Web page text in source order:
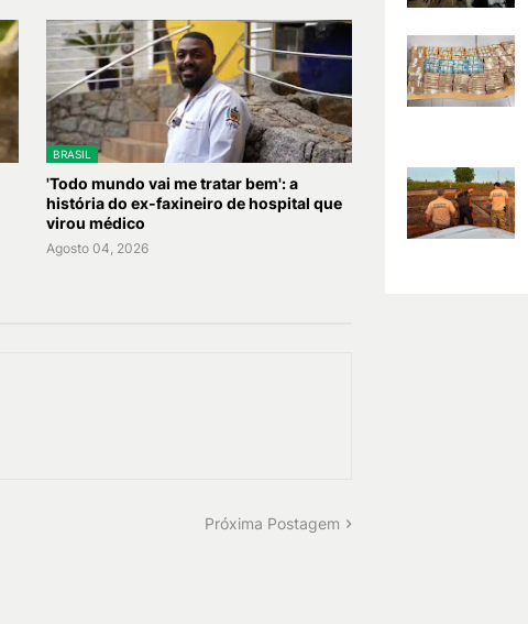
BRASIL
'Todo mundo vai me tratar bem': a
história do ex-faxineiro de hospital que
virou médico
Agosto 04, 2026
Próxima Postagem